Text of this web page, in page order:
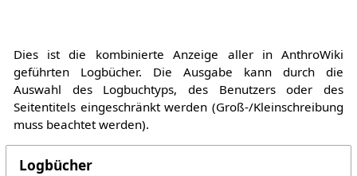
Dies ist die kombinierte Anzeige aller in AnthroWiki
geführten Logbücher. Die Ausgabe kann durch die
Auswahl des Logbuchtyps, des Benutzers oder des
Seitentitels eingeschränkt werden (Groß-/Kleinschreibung
muss beachtet werden).
Logbücher